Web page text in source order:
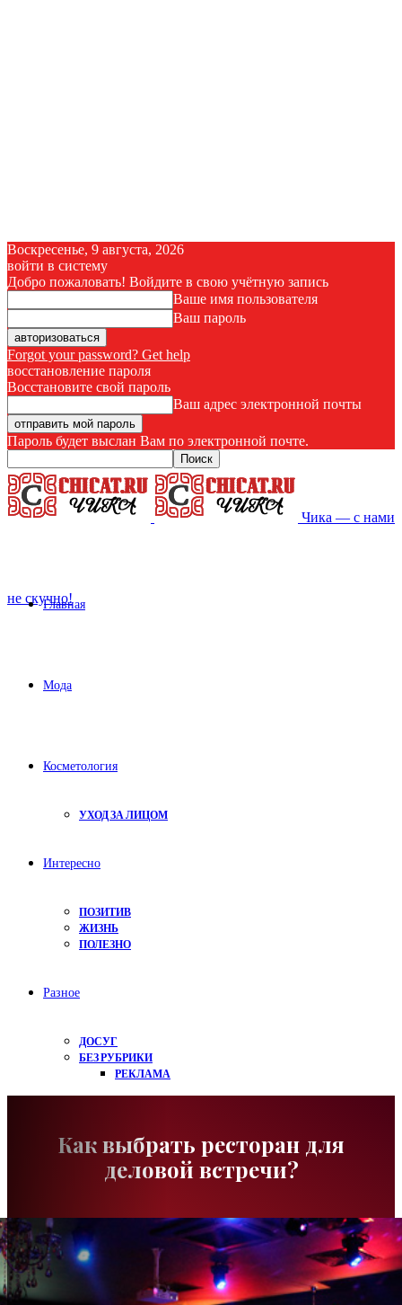
Воскресенье, 9 августа, 2026
войти в систему
Добро пожаловать! Войдите в свою учётную запись
Ваше имя пользователя
Ваш пароль
Forgot your password? Get help
восстановление пароля
Восстановите свой пароль
Ваш адрес электронной почты
Пароль будет выслан Вам по электронной почте.
Чика — с нами
не скучно!
Главная
Мода
Косметология
УХОД ЗА ЛИЦОМ
Интересно
ПОЗИТИВ
ЖИЗНЬ
ПОЛЕЗНО
Разное
ДОСУГ
БЕЗ РУБРИКИ
РЕКЛАМА
Как выбрать ресторан для
деловой встречи?